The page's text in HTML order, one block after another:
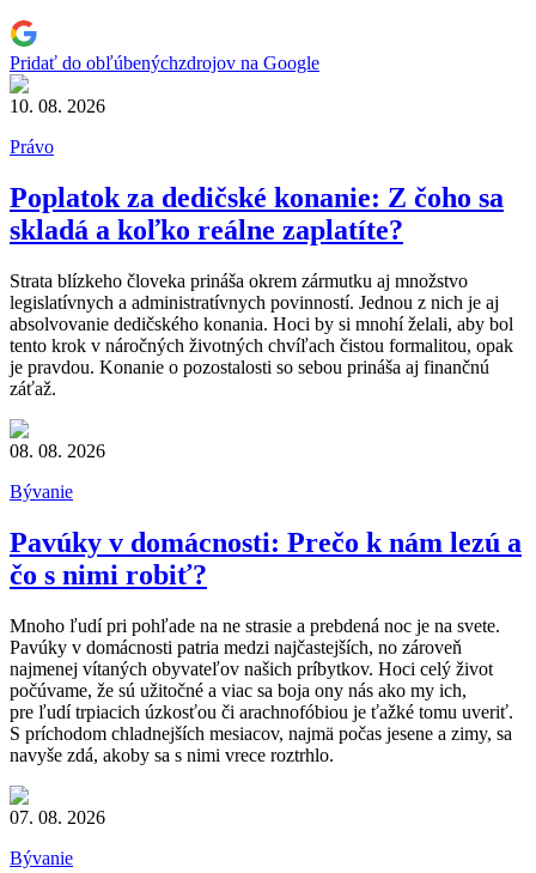
Pridať do obľúbenýchzdrojov na Google
10. 08. 2026
Právo
Poplatok za dedičské konanie: Z čoho sa
skladá a koľko reálne zaplatíte?
Strata blízkeho človeka prináša okrem zármutku aj množstvo
legislatívnych a administratívnych povinností. Jednou z nich je aj
absolvovanie dedičského konania. Hoci by si mnohí želali, aby bol
tento krok v náročných životných chvíľach čistou formalitou, opak
je pravdou. Konanie o pozostalosti so sebou prináša aj finančnú
záťaž.
08. 08. 2026
Bývanie
Pavúky v domácnosti: Prečo k nám lezú a
čo s nimi robiť?
Mnoho ľudí pri pohľade na ne strasie a prebdená noc je na svete.
Pavúky v domácnosti patria medzi najčastejších, no zároveň
najmenej vítaných obyvateľov našich príbytkov. Hoci celý život
počúvame, že sú užitočné a viac sa boja ony nás ako my ich,
pre ľudí trpiacich úzkosťou či arachnofóbiou je ťažké tomu uveriť.
S príchodom chladnejších mesiacov, najmä počas jesene a zimy, sa
navyše zdá, akoby sa s nimi vrece roztrhlo.
07. 08. 2026
Bývanie